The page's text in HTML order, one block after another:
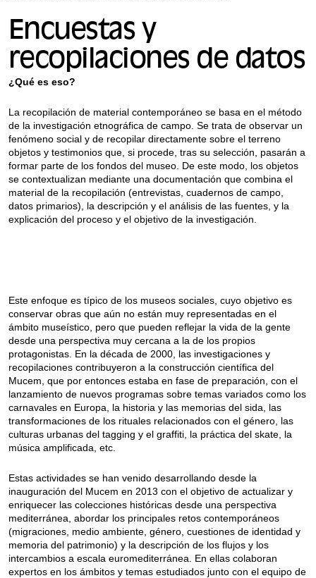
Encuestas y
recopilaciones de datos
¿Qué es eso?
La recopilación de material contemporáneo se basa en el método
de la investigación etnográfica de campo. Se trata de observar un
fenómeno social y de recopilar directamente sobre el terreno
objetos y testimonios que, si procede, tras su selección, pasarán a
formar parte de los fondos del museo. De este modo, los objetos
se contextualizan mediante una documentación que combina el
material de la recopilación (entrevistas, cuadernos de campo,
datos primarios), la descripción y el análisis de las fuentes, y la
explicación del proceso y el objetivo de la investigación.
Este enfoque es típico de los museos sociales, cuyo objetivo es
conservar obras que aún no están muy representadas en el
ámbito museístico, pero que pueden reflejar la vida de la gente
desde una perspectiva muy cercana a la de los propios
protagonistas. En la década de 2000, las investigaciones y
recopilaciones contribuyeron a la construcción científica del
Mucem, que por entonces estaba en fase de preparación, con el
lanzamiento de nuevos programas sobre temas variados como los
carnavales en Europa, la historia y las memorias del sida, las
transformaciones de los rituales relacionados con el género, las
culturas urbanas del tagging y el graffiti, la práctica del skate, la
música amplificada, etc.
Estas actividades se han venido desarrollando desde la
inauguración del Mucem en 2013 con el objetivo de actualizar y
enriquecer las colecciones históricas desde una perspectiva
mediterránea, abordar los principales retos contemporáneos
(migraciones, medio ambiente, género, cuestiones de identidad y
memoria del patrimonio) y la descripción de los flujos y los
intercambios a escala euromediterránea. En ellas colaboran
expertos en los ámbitos y temas estudiados junto con el equipo de